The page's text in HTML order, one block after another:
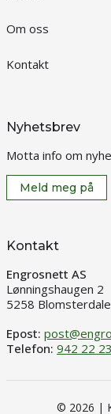
Om oss
Kontakt
Nyhetsbrev
Motta info om
Meld meg på
Kontakt
Engrosnett AS
Lønningshaugen 2
5258
Epost:
Telefon: 942 22
© 2026 |